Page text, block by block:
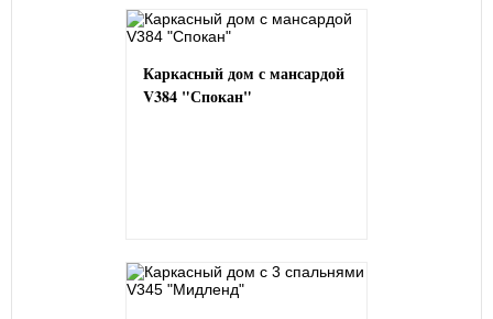
Каркасный дом с мансардой
V384 "Спокан"